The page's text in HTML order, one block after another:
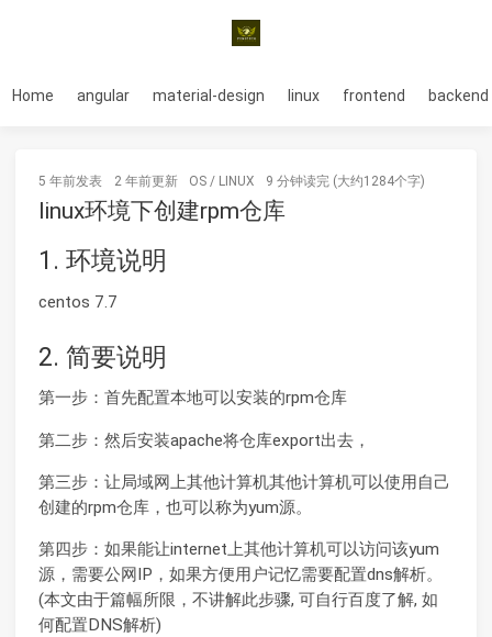
Home angular material-design linux frontend backend
5 年前发表 2 年前更新 OS / LINUX 9 分钟读完 (大约1284个字)
linux环境下创建rpm仓库
1. 环境说明
centos 7.7
2. 简要说明
第一步：首先配置本地可以安装的rpm仓库
第二步：然后安装apache将仓库export出去，
第三步：让局域网上其他计算机其他计算机可以使用自己
创建的rpm仓库，也可以称为yum源。
第四步：如果能让internet上其他计算机可以访问该yum
源，需要公网IP，如果方便用户记忆需要配置dns解析。
(本文由于篇幅所限，不讲解此步骤, 可自行百度了解, 如
何配置DNS解析)